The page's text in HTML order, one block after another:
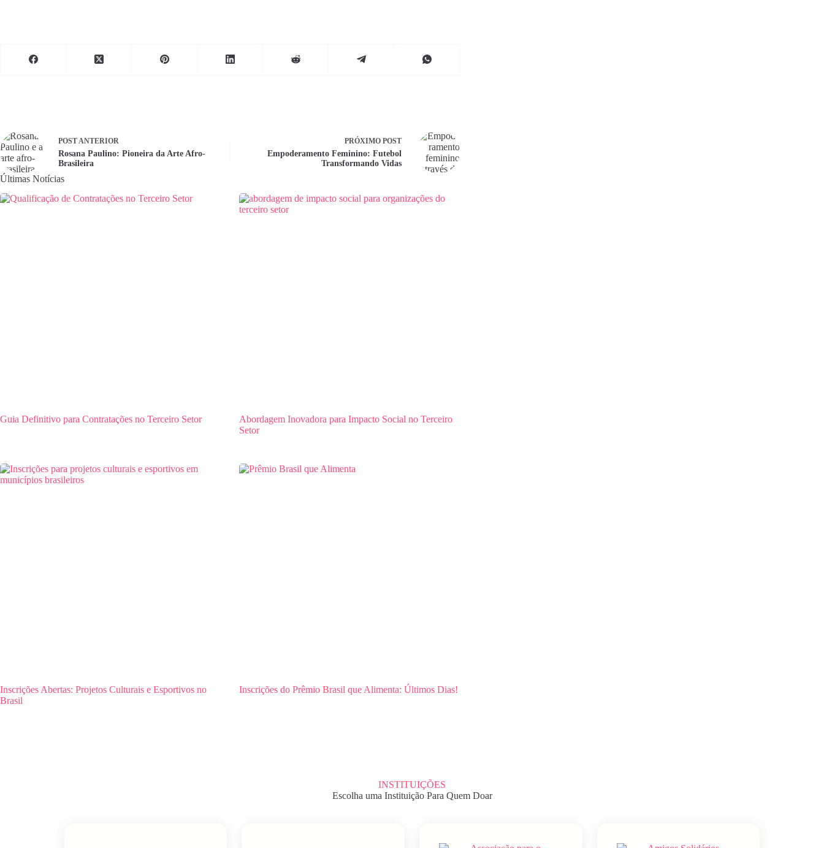
POSTANTERIOR
Rosana Paulino: Pioneira da Arte Afro-
Brasileira
PRÓXIMO POST
Empoderamento Feminino: Futebol
Transformando Vidas
Últimas Notícias
Guia Definitivo para Contratações no Terceiro Setor
Abordagem Inovadora para Impacto Social no Terceiro
Setor
Inscrições Abertas: Projetos Culturais e Esportivos no
Brasil
Inscrições do Prêmio Brasil que Alimenta: Últimos Dias!
INSTITUIÇÕES
Escolha uma Instituição Para Quem Doar